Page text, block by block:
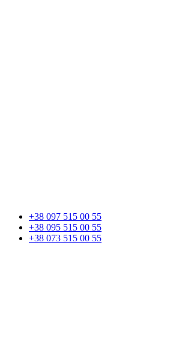
+38 097 515 00 55
+38 095 515 00 55
+38 073 515 00 55